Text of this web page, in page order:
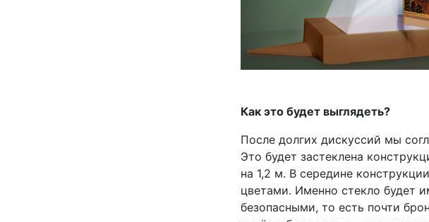
Как это будет выглядеть?
После долгих дискуссий мы
Это будет застеклена
на 1,2 м. В середине
цветами. Именно стекло будет
безопасными, то есть почти